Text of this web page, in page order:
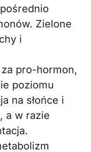
Zielone
i
pro-hormon,
poziomu
na słońce i
a w razie